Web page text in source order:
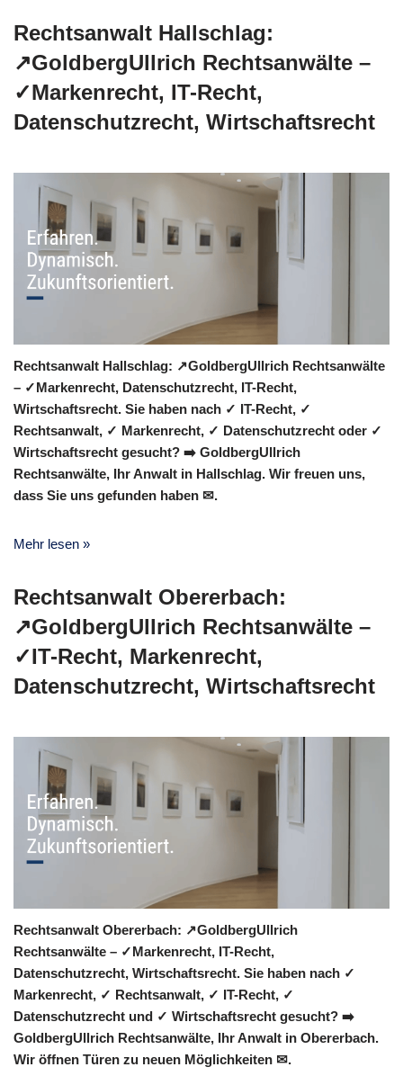
Rechtsanwalt Hallschlag:
↗️GoldbergUllrich Rechtsanwälte –
✓Markenrecht, IT-Recht,
Datenschutzrecht, Wirtschaftsrecht
Rechtsanwalt Hallschlag: ↗️GoldbergUllrich Rechtsanwälte
– ✓Markenrecht, Datenschutzrecht, IT-Recht,
Wirtschaftsrecht. Sie haben nach ✓ IT-Recht, ✓
Rechtsanwalt, ✓ Markenrecht, ✓ Datenschutzrecht oder ✓
Wirtschaftsrecht gesucht? ➡️ GoldbergUllrich
Rechtsanwälte, Ihr Anwalt in Hallschlag. Wir freuen uns,
dass Sie uns gefunden haben ✉.
Mehr lesen »
Rechtsanwalt Obererbach:
↗️GoldbergUllrich Rechtsanwälte –
✓IT-Recht, Markenrecht,
Datenschutzrecht, Wirtschaftsrecht
Rechtsanwalt Obererbach: ↗️GoldbergUllrich
Rechtsanwälte – ✓Markenrecht, IT-Recht,
Datenschutzrecht, Wirtschaftsrecht. Sie haben nach ✓
Markenrecht, ✓ Rechtsanwalt, ✓ IT-Recht, ✓
Datenschutzrecht und ✓ Wirtschaftsrecht gesucht? ➡️
GoldbergUllrich Rechtsanwälte, Ihr Anwalt in Obererbach.
Wir öffnen Türen zu neuen Möglichkeiten ✉.